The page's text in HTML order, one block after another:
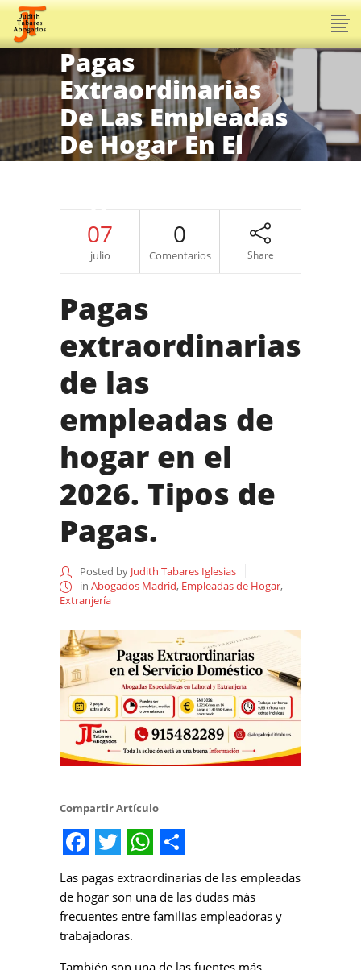
Pagas
Extraordinarias
De Las Empleadas
De Hogar En El
2026. Tipos De
07
julio
0
Comentarios Share
Pagas
extraordinarias
de las
empleadas de
hogar en el
2026. Tipos de
Pagas.
Posted by Judith Tabares Iglesias
in Abogados Madrid, Empleadas de Hogar,
Extranjería
Compartir Artículo
Facebook
Twitter
WhatsApp
Share
Las pagas extraordinarias de las empleadas
de hogar son una de las dudas más
frecuentes entre familias empleadoras y
trabajadoras.